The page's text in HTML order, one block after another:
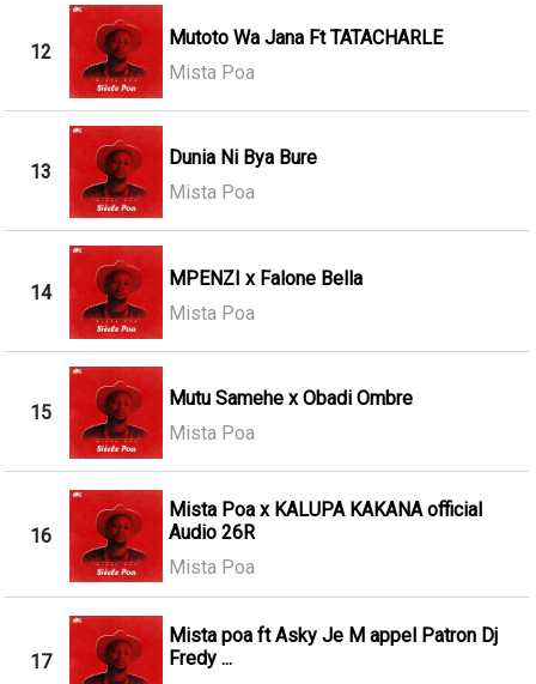
12
Mutoto Wa Jana Ft TATACHARLE
Mista Poa
13
Dunia Ni Bya Bure
Mista Poa
14
MPENZI x Falone Bella
Mista Poa
15
Mutu Samehe x Obadi Ombre
Mista Poa
16
Mista Poa x KALUPA KAKANA official
Audio 26R
Mista Poa
17
Mista poa ft Asky Je M appel Patron Dj
Fredy ...